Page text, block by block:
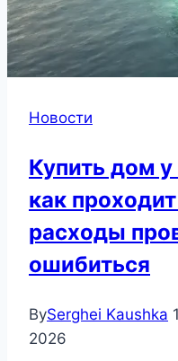
Новости
Купить дом
как
расходы
ошибиться
BySerghei Kaushka
2026